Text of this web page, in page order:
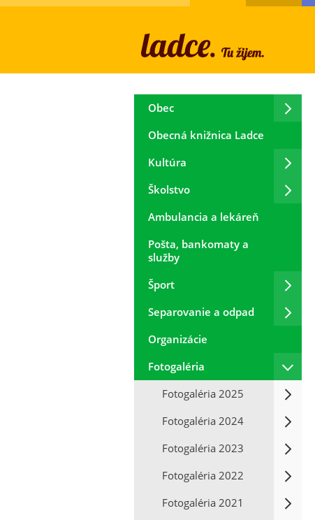
Obec
Obecná knižnica Ladce
Kultúra
Školstvo
Ambulancia a lekáreň
Pošta, bankomaty a
služby
Šport
Separovanie a odpad
Organizácie
Fotogaléria
Fotogaléria 2025
Fotogaléria 2024
Fotogaléria 2023
Fotogaléria 2022
Fotogaléria 2021